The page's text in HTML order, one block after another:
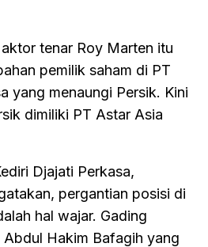
tenar Roy Marten itu
pemilik saham di PT
yang menaungi Persik. Kini
dimiliki PT Astar Asia
Djajati Perkasa,
pergantian posisi di
hal wajar. Gading
Hakim Bafagih yang